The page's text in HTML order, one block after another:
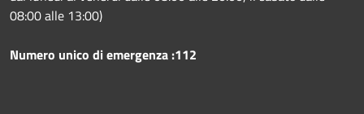
08:00 alle 13:00)
Numero unico di emergenza :112